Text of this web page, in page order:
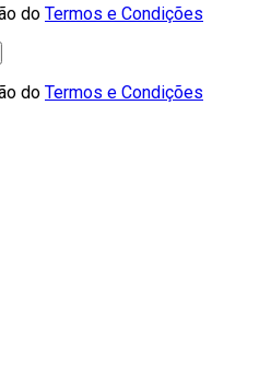
do Termos e Condições
do Termos e Condições